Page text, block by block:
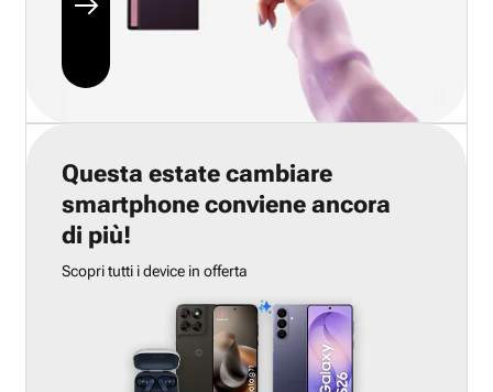
Questa estate cambiare
smartphone conviene ancora
di più!
Scopri tutti i device in offerta